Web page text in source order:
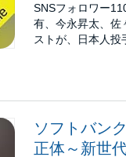
SNSフォロワー
有、今永昇太、
ストが、日本人投
ソフトバン
正体～新世